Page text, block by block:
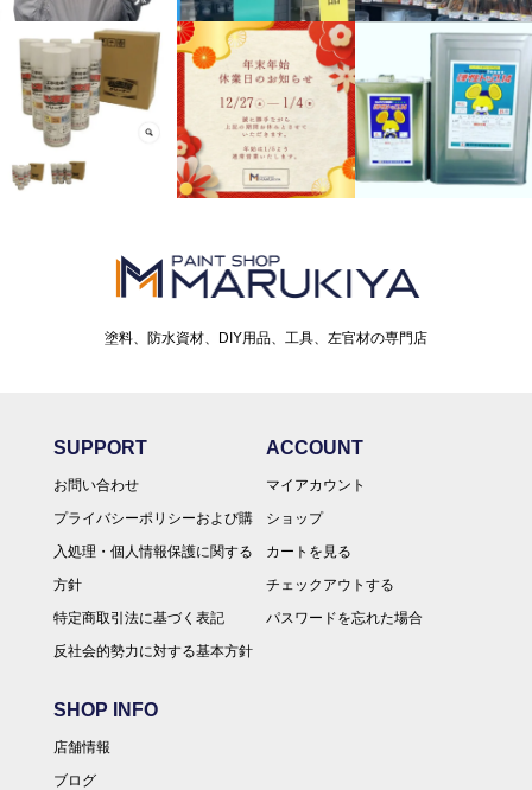
塗料、防水資材、DIY用品、工具、左官材の専門店
SUPPORT
お問い合わせ
プライバシーポリシーおよび購
入処理・個人情報保護に関する
方針
特定商取引法に基づく表記
反社会的勢力に対する基本方針
ACCOUNT
マイアカウント
ショップ
カートを見る
チェックアウトする
パスワードを忘れた場合
SHOP INFO
店舗情報
ブログ